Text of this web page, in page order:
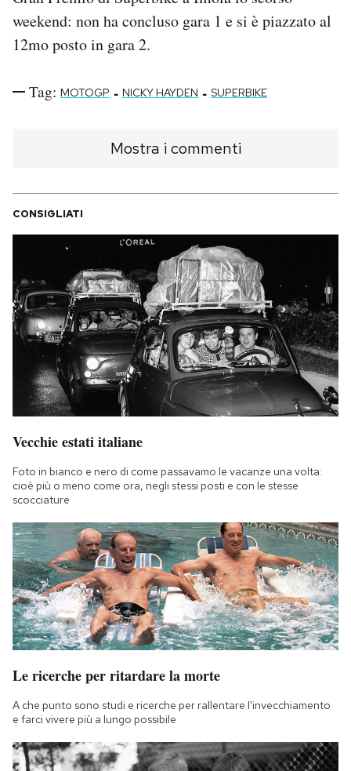
weekend: non ha concluso gara 1 e si è piazzato al
12mo posto in gara 2.
Tag: MOTOGP - NICKY HAYDEN - SUPERBIKE
Mostra i commenti
CONSIGLIATI
Vecchie estati italiane
Foto in bianco e nero di come passavamo le vacanze una volta:
cioè più o meno come ora, negli stessi posti e con le stesse
scocciature
Le ricerche per ritardare la morte
A che punto sono studi e ricerche per rallentare l'invecchiamento
e farci vivere più a lungo possibile